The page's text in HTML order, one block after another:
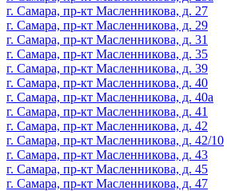
г. Самара, пр-кт Масленникова, д. 27
г. Самара, пр-кт Масленникова, д. 29
г. Самара, пр-кт Масленникова, д. 31
г. Самара, пр-кт Масленникова, д. 35
г. Самара, пр-кт Масленникова, д. 39
г. Самара, пр-кт Масленникова, д. 40
г. Самара, пр-кт Масленникова, д. 40а
г. Самара, пр-кт Масленникова, д. 41
г. Самара, пр-кт Масленникова, д. 42
г. Самара, пр-кт Масленникова, д. 42/10
г. Самара, пр-кт Масленникова, д. 43
г. Самара, пр-кт Масленникова, д. 45
г. Самара, пр-кт Масленникова, д. 47